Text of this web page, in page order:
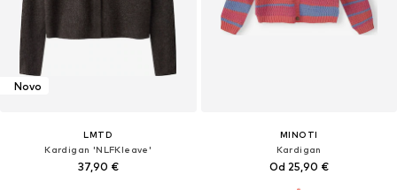
Novo
LMTD
Kardigan 'NLFKleave'
37,90 €
MINOTI
Kardigan
Od 25,90 €